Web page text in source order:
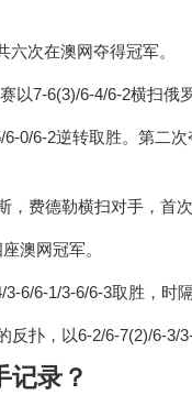
次在澳网夺得冠军。
7-6(3)/6-4/6-2横扫俄
0/6-2逆转取胜。第二
费德勒横扫对手，首
澳网冠军。
6/6-1/3-6/6-3取胜，时
扑，以6-2/6-7(2)/6-3/3-
记录？